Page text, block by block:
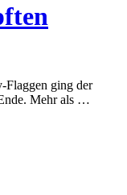
Flaggen ging der
Mehr als …